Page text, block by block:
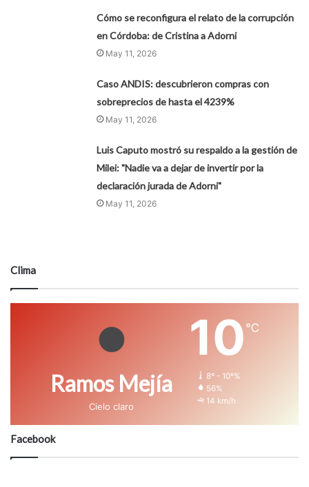
Cómo se reconfigura el relato de la corrupción
en Córdoba: de Cristina a Adorni
May 11, 2026
Caso ANDIS: descubrieron compras con
sobreprecios de hasta el 4239%
May 11, 2026
Luis Caputo mostró su respaldo a la gestión de
Milei: "Nadie va a dejar de invertir por la
declaración jurada de Adorni"
May 11, 2026
Clima
Ramos Mejía
Cielo claro
10 ℃
8º - 10º%
56%
14 km/h
Facebook